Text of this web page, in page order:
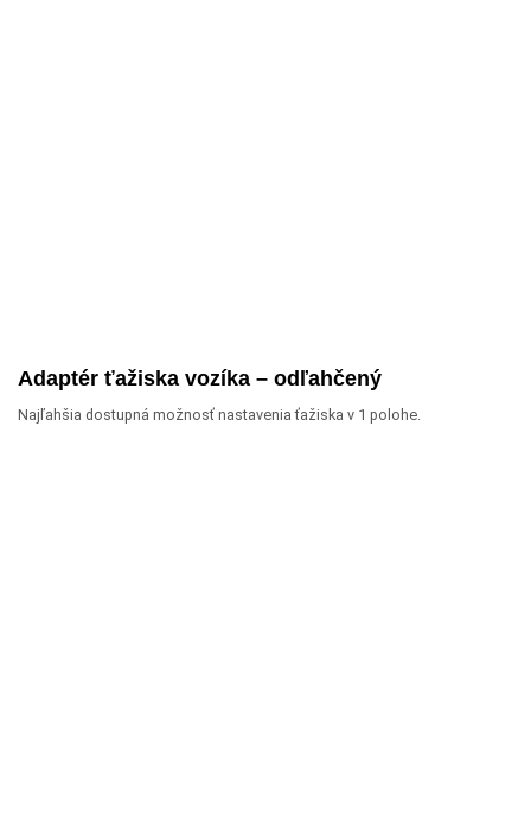
Adaptér ťažiska vozíka – odľahčený
Najľahšia dostupná možnosť nastavenia ťažiska v 1 polohe.